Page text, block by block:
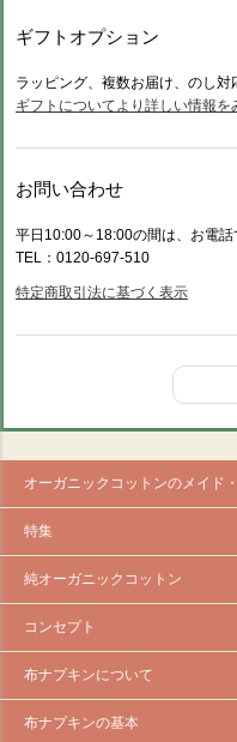
ギフトオプション
ラッピング、複数お届け、のし対
ギフトについてより詳しい情報を
お問い合わせ
平日10:00～18:00の間は、お電話
TEL：0120-697-510
特定商取引法に基づく表示
オーガニックコットンのメイド
特集
純オーガニックコットン
コンセプト
布ナプキンについて
布ナプキンの基本